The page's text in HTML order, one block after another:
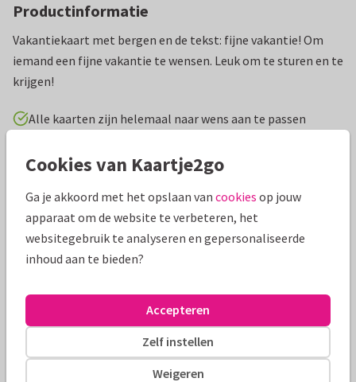
Productinformatie
Vakantiekaart met bergen en de tekst: fijne vakantie! Om
iemand een fijne vakantie te wensen. Leuk om te sturen en te
krijgen!
Alle kaarten zijn helemaal naar wens aan te passen
Vakantiekaarten Marjoleins Creations
Specificaties bij deze kaart
Papiersoort: Kies uit 6 luxe papiersoorten
Adres: Achterop de kaart
Formaten
Cookies van Kaartje2go
Ga je akkoord met het opslaan van cookies op jouw
apparaat om de website te verbeteren, het
websitegebruik te analyseren en gepersonaliseerde
inhoud aan te bieden?
Weigeren
Zelf instellen
Accepteren